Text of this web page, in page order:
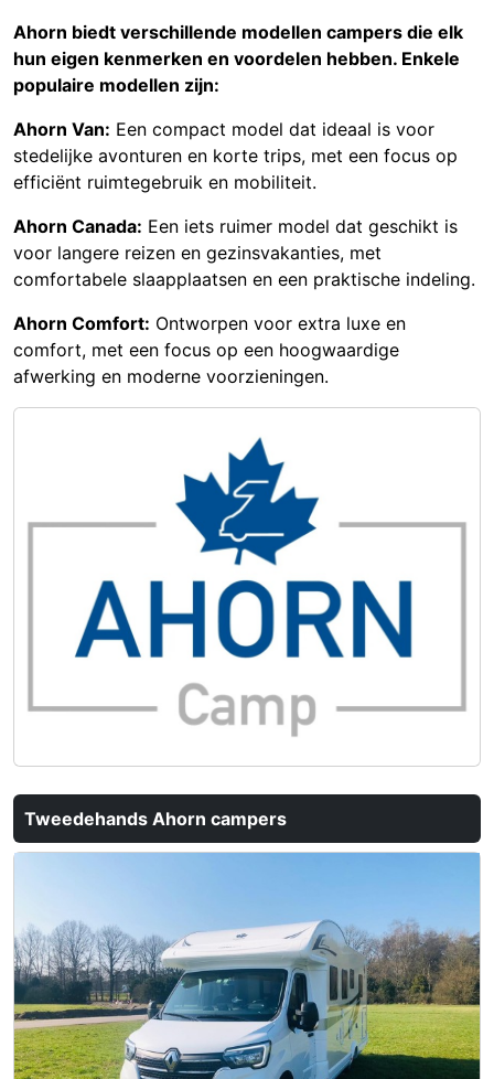
Ahorn biedt verschillende modellen campers die elk
hun eigen kenmerken en voordelen hebben. Enkele
populaire modellen zijn:
Ahorn Van: Een compact model dat ideaal is voor
stedelijke avonturen en korte trips, met een focus op
efficiënt ruimtegebruik en mobiliteit.
Ahorn Canada: Een iets ruimer model dat geschikt is
voor langere reizen en gezinsvakanties, met
comfortabele slaapplaatsen en een praktische indeling.
Ahorn Comfort: Ontworpen voor extra luxe en
comfort, met een focus op een hoogwaardige
afwerking en moderne voorzieningen.
Tweedehands Ahorn campers